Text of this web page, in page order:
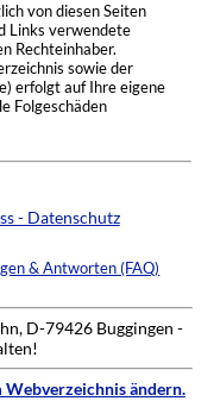
von diesen Seiten
Links verwendete
Rechteinhaber.
sowie der
erfolgt auf Ihre eigene
Folgeschäden
- Datenschutz
& Antworten (FAQ)
D-79426 Buggingen -
Webverzeichnis ändern.